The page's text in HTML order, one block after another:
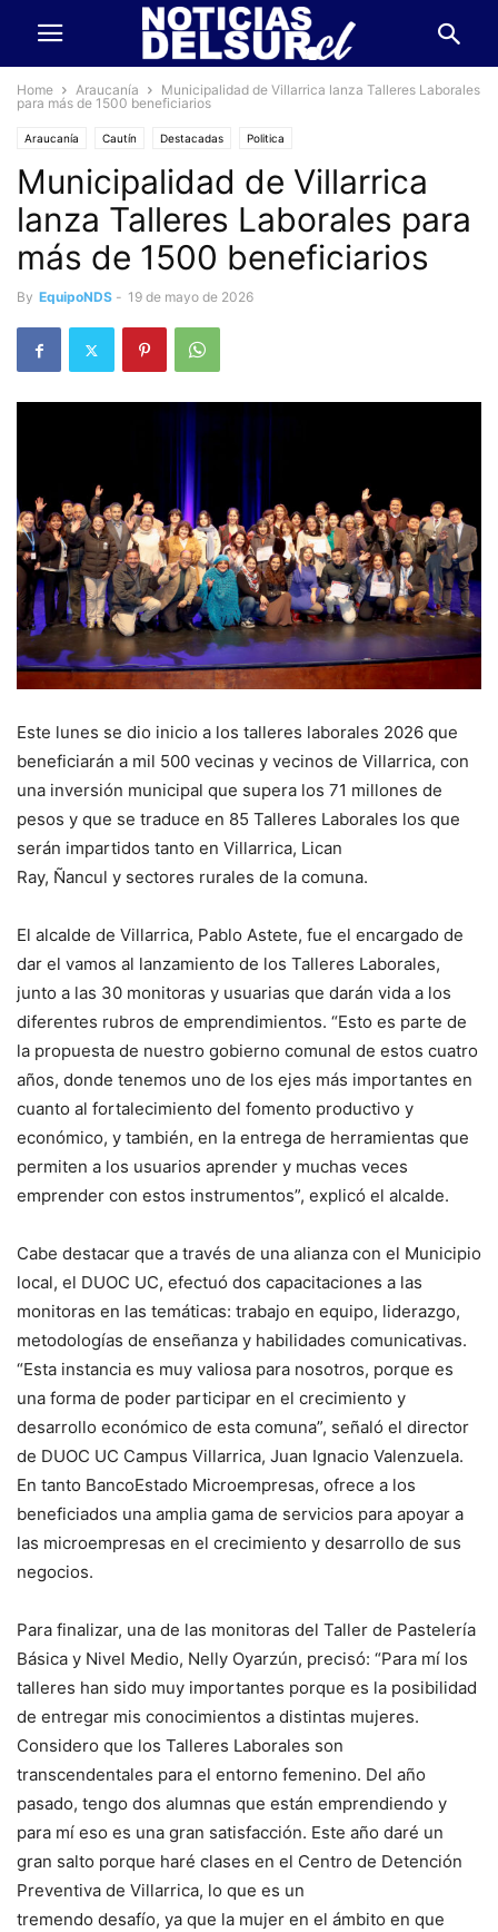
Home Araucanía
Municipalidad de Villarrica lanza Talleres Laborales
para más de 1500 beneficiarios
Araucanía Cautín Destacadas Politica
Municipalidad de Villarrica
lanza Talleres Laborales para
más de 1500 beneficiarios
By EquipoNDS - 19 de mayo de 2026
Este lunes se dio inicio a los talleres laborales 2026 que
beneficiarán a mil 500 vecinas y vecinos de Villarrica, con
una inversión municipal que supera los 71 millones de
pesos y que se traduce en 85 Talleres Laborales los que
serán impartidos tanto en Villarrica, Lican
Ray, Ñancul y sectores rurales de la comuna.
El alcalde de Villarrica, Pablo Astete, fue el encargado de
dar el vamos al lanzamiento de los Talleres Laborales,
junto a las 30 monitoras y usuarias que darán vida a los
diferentes rubros de emprendimientos. “Esto es parte de
la propuesta de nuestro gobierno comunal de estos cuatro
años, donde tenemos uno de los ejes más importantes en
cuanto al fortalecimiento del fomento productivo y
económico, y también, en la entrega de herramientas que
permiten a los usuarios aprender y muchas veces
emprender con estos instrumentos”, explicó el alcalde.
Cabe destacar que a través de una alianza con el Municipio
local, el DUOC UC, efectuó dos capacitaciones a las
monitoras en las temáticas: trabajo en equipo, liderazgo,
metodologías de enseñanza y habilidades comunicativas.
“Esta instancia es muy valiosa para nosotros, porque es
una forma de poder participar en el crecimiento y
desarrollo económico de esta comuna”, señaló el director
de DUOC UC Campus Villarrica, Juan Ignacio Valenzuela.
En tanto BancoEstado Microempresas, ofrece a los
beneficiados una amplia gama de servicios para apoyar a
las microempresas en el crecimiento y desarrollo de sus
negocios.
Para finalizar, una de las monitoras del Taller de Pastelería
Básica y Nivel Medio, Nelly Oyarzún, precisó: “Para mí los
talleres han sido muy importantes porque es la posibilidad
de entregar mis conocimientos a distintas mujeres.
Considero que los Talleres Laborales son
transcendentales para el entorno femenino. Del año
pasado, tengo dos alumnas que están emprendiendo y
para mí eso es una gran satisfacción. Este año daré un
gran salto porque haré clases en el Centro de Detención
Preventiva de Villarrica, lo que es un
tremendo desafío, ya que la mujer en el ámbito en que